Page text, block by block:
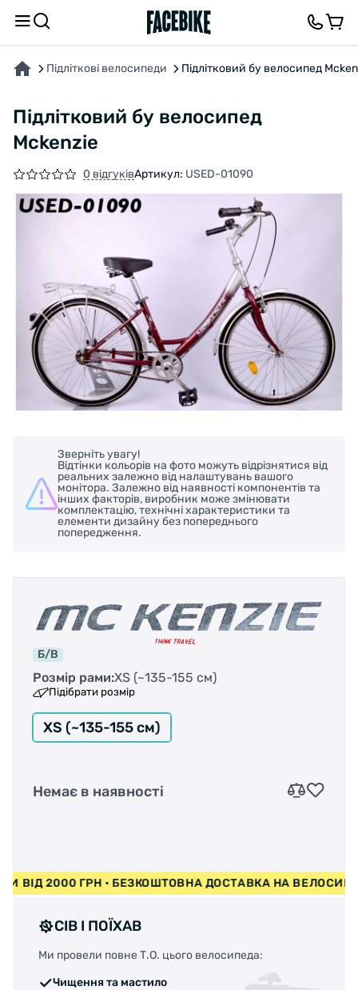
Підліткові велосипеди Підлітковий бу велосипед
Підлітковий бу велосипед
Mckenzie
0 відгуківАртикул: USED-01090
Зверніть увагу!
Відтінки кольорів на фото можуть відрізнятися від
реальних залежно від налаштувань вашого
монітора. Залежно від наявності компонентів та
інших факторів, виробник може змінювати
комплектацію, технічні характеристики та
елементи дизайну без попереднього
попередження.
Б/В
Розмір рами:XS (~135-155 см)
Підібрати розмір
XS (~135-155 см)
Немає в наявності
ВІД 2000 ГРН • БЕЗКОШТОВНА ДОСТАВКА НА
СІВ І ПОЇХАВ
Ми провели повне Т.О. цього велосипеда:
Чищення та мастило
ПРО ТОВАР ХАРАКТЕРИСТИКИОПИС ВІДГУКИ ТА ЗАПИТАННЯ